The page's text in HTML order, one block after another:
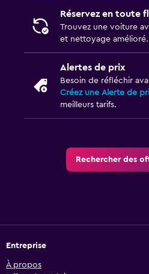
Réservez en toute
Trouvez une voiture
et nettoyage amélioré.
Alertes de prix
Besoin de réfléchir
Créez une Alerte de
meilleurs tarifs.
Rechercher des
Entreprise
À propos